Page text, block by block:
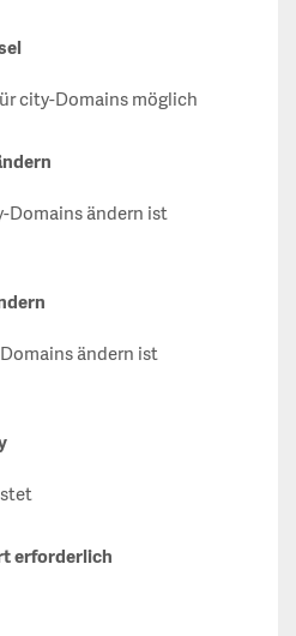
city-Domains möglich
Domains ändern ist
ändern ist
erforderlich